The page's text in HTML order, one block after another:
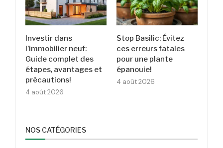
Investir dans
l’immobilier neuf:
Guide complet des
étapes, avantages et
précautions!
4 août 2026
Stop Basilic: Évitez
ces erreurs fatales
pour une plante
épanouie!
4 août 2026
NOS CATÉGORIES